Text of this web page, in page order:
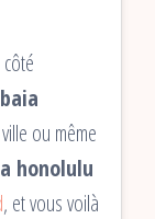
ou même
honolulu
, et vous voilà